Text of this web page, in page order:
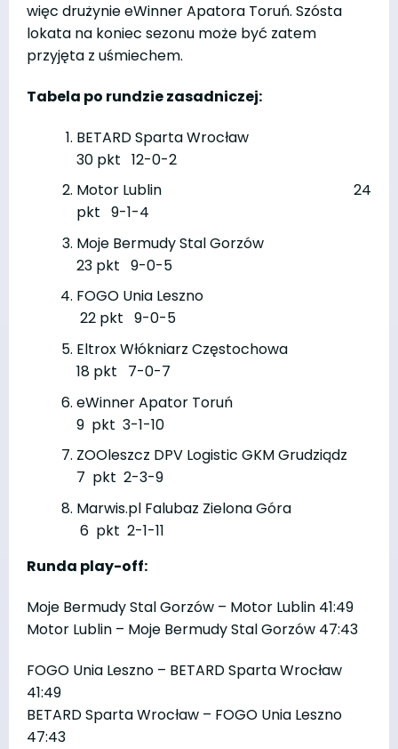
więc drużynie eWinner Apatora Toruń. Szósta
lokata na koniec sezonu może być zatem
przyjęta z uśmiechem.
Tabela po rundzie zasadniczej:
BETARD Sparta Wrocław
30 pkt 12-0-2
Motor Lublin 24
pkt 9-1-4
Moje Bermudy Stal Gorzów
23 pkt 9-0-5
FOGO Unia Leszno
22 pkt 9-0-5
Eltrox Włókniarz Częstochowa
18 pkt 7-0-7
eWinner Apator Toruń
9 pkt 3-1-10
ZOOleszcz DPV Logistic GKM Grudziądz
7 pkt 2-3-9
Marwis.pl Falubaz Zielona Góra
6 pkt 2-1-11
Runda play-off:
Moje Bermudy Stal Gorzów – Motor Lublin 41:49
Motor Lublin – Moje Bermudy Stal Gorzów 47:43
FOGO Unia Leszno – BETARD Sparta Wrocław
41:49
BETARD Sparta Wrocław – FOGO Unia Leszno
47:43